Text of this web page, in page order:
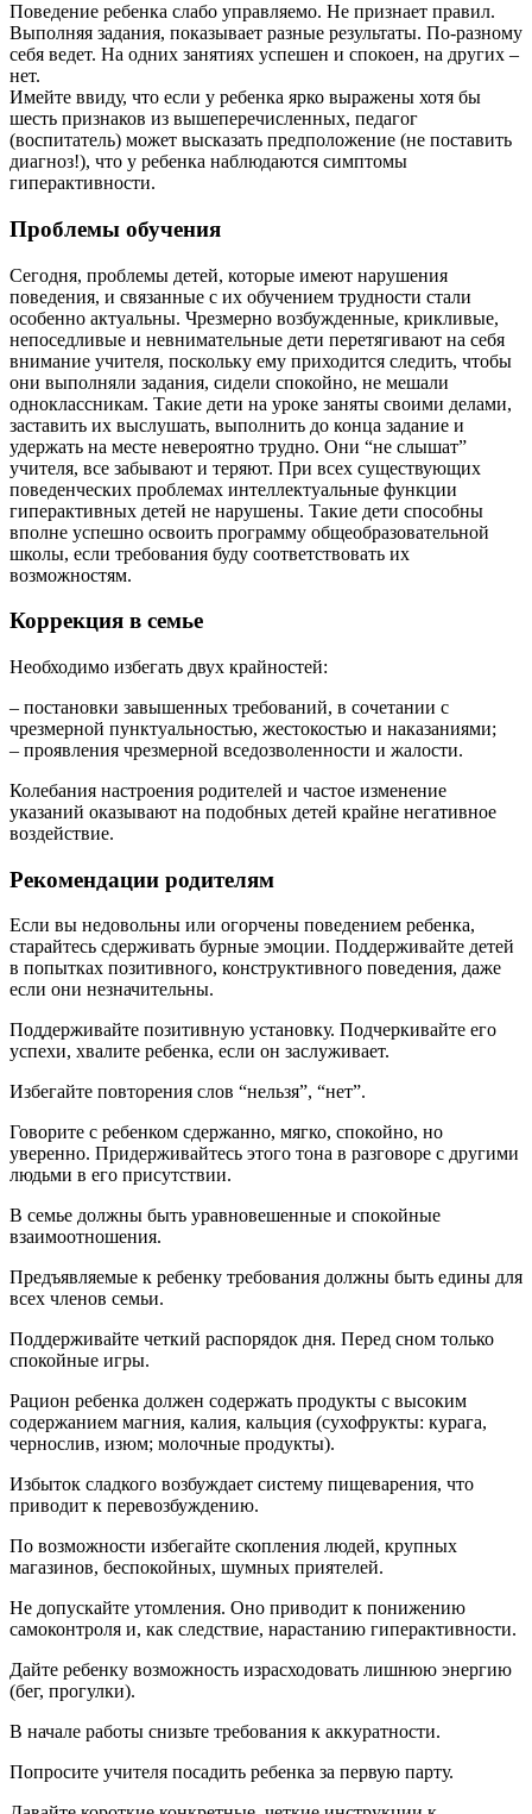
Поведение ребенка слабо управляемо. Не признает правил.
Выполняя задания, показывает разные результаты. По-разному
себя ведет. На одних занятиях успешен и спокоен, на других –
нет.
Имейте ввиду, что если у ребенка ярко выражены хотя бы
шесть признаков из вышеперечисленных, педагог
(воспитатель) может высказать предположение (не поставить
диагноз!), что у ребенка наблюдаются симптомы
гиперактивности.
Проблемы обучения
Сегодня, проблемы детей, которые имеют нарушения
поведения, и связанные с их обучением трудности стали
особенно актуальны. Чрезмерно возбужденные, крикливые,
непоседливые и невнимательные дети перетягивают на себя
внимание учителя, поскольку ему приходится следить, чтобы
они выполняли задания, сидели спокойно, не мешали
одноклассникам. Такие дети на уроке заняты своими делами,
заставить их выслушать, выполнить до конца задание и
удержать на месте невероятно трудно. Они “не слышат”
учителя, все забывают и теряют. При всех существующих
поведенческих проблемах интеллектуальные функции
гиперактивных детей не нарушены. Такие дети способны
вполне успешно освоить программу общеобразовательной
школы, если требования буду соответствовать их
возможностям.
Коррекция в семье
Необходимо избегать двух крайностей:
– постановки завышенных требований, в сочетании с
чрезмерной пунктуальностью, жестокостью и наказаниями;
– проявления чрезмерной вседозволенности и жалости.
Колебания настроения родителей и частое изменение
указаний оказывают на подобных детей крайне негативное
воздействие.
Рекомендации родителям
Если вы недовольны или огорчены поведением ребенка,
старайтесь сдерживать бурные эмоции. Поддерживайте детей
в попытках позитивного, конструктивного поведения, даже
если они незначительны.
Поддерживайте позитивную установку. Подчеркивайте его
успехи, хвалите ребенка, если он заслуживает.
Избегайте повторения слов “нельзя”, “нет”.
Говорите с ребенком сдержанно, мягко, спокойно, но
уверенно. Придерживайтесь этого тона в разговоре с другими
людьми в его присутствии.
В семье должны быть уравновешенные и спокойные
взаимоотношения.
Предъявляемые к ребенку требования должны быть едины для
всех членов семьи.
Поддерживайте четкий распорядок дня. Перед сном только
спокойные игры.
Рацион ребенка должен содержать продукты с высоким
содержанием магния, калия, кальция (сухофрукты: курага,
чернослив, изюм; молочные продукты).
Избыток сладкого возбуждает систему пищеварения, что
приводит к перевозбуждению.
По возможности избегайте скопления людей, крупных
магазинов, беспокойных, шумных приятелей.
Не допускайте утомления. Оно приводит к понижению
самоконтроля и, как следствие, нарастанию гиперактивности.
Дайте ребенку возможность израсходовать лишнюю энергию
(бег, прогулки).
В начале работы снизьте требования к аккуратности.
Попросите учителя посадить ребенка за первую парту.